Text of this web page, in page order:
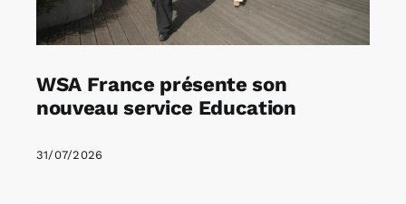
WSA France présente son
nouveau service Education
31/07/2026